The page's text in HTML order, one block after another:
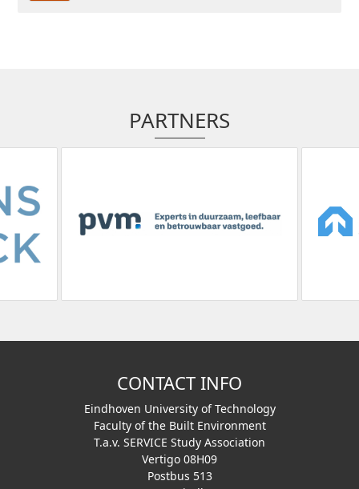
PARTNERS
CONTACT INFO
Eindhoven University of Technology
Faculty of the Built Environment
T.a.v. SERVICE Study Association
Vertigo 08H09
Postbus 513